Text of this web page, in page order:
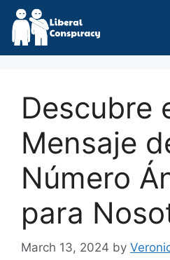
Skip
content
Descubre
Mensaje
Número
para
March 13, 2024 by